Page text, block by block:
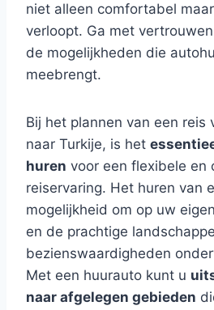
niet alleen comfortabel
verloopt. Ga met
de mogelijkheden die
meebrengt.
Bij het plannen van een reis
naar Turkije, is het
huren voor een flexibele en
reiservaring. Het huren van
mogelijkheid om op uw
en de prachtige
bezienswaardigheden
Met een huurauto kunt u
naar afgelegen gebieden